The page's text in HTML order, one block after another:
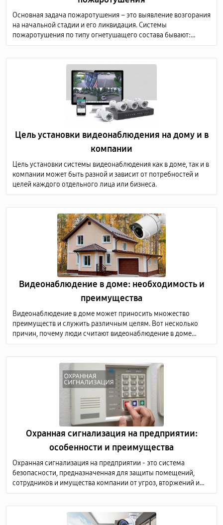
Основная задача пожаротушения – это выявление возгорания
на начальной стадии и его ликвидация. Системы
пожаротушения по типу огнетушащего состава бывают:
аэрозольные; водяные; порошковые; газовые; пенные.
Цель установки видеонаблюдения на дому и в
компании
Цель установки системы видеонаблюдения как в доме, так и в
компании может быть разной и зависит от потребностей и
целей каждого отдельного лица или бизнеса.
Видеонаблюдение в доме: необходимость и
преимущества
Видеонаблюдение в доме может приносить множество
преимуществ и служить различным целям. Вот несколько
причин, почему люди считают видеонаблюдение в доме
необходимым, а также преимущества, связанные с этой
Охранная сигнализация на предприятии:
особенности и преимущества
Охранная сигнализация на предприятии - это система
безопасности, предназначенная для защиты помещений,
сотрудников и имущества компании от угроз, вторжений и
других нежелательных событий.